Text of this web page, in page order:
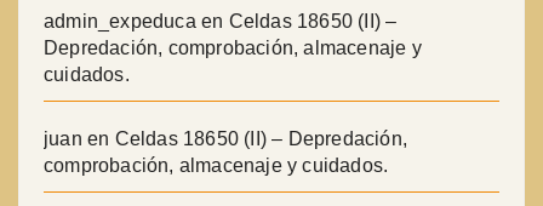
admin_expeduca en Celdas 18650 (II) –
Depredación, comprobación, almacenaje y
cuidados.
juan en Celdas 18650 (II) – Depredación,
comprobación, almacenaje y cuidados.